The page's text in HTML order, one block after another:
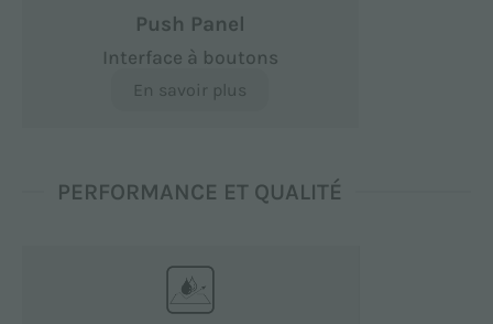
Push Panel
Interface à boutons
En savoir plus
PERFORMANCE ET QUALITÉ